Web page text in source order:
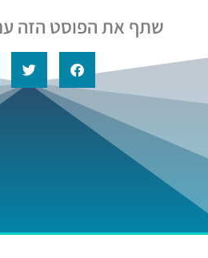
שתף את הפוסט הזה